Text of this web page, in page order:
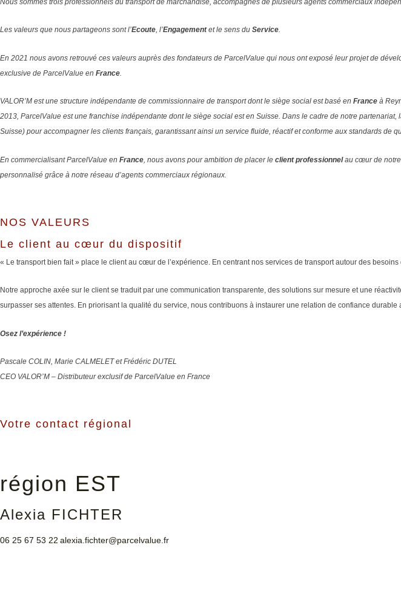
Les valeurs que nous partageons sont l’Ecoute, l’Engagementet le sens du Service.
En 2021 nous avons retrouvé ces valeurs auprès des fondateurs de ParcelValue qui nous ont exposé leur projet de
exclusive de ParcelValue en France.
VALOR’M est une structure indépendante de commissionnaire de transport dont le siège social est basé en France à
2013, ParcelValue est une franchise indépendante dont le siège social est en Suisse. Dans le cadre de notre partenariat,
Suisse) pour accompagner les clients français, garantissant ainsi un service fluide, réactif et conforme aux standards de
En commercialisant ParcelValue en France, nous avons pour ambition de placer le client professionnelau cœur de notre
personnalisé grâce à notre réseau d’agents commerciaux régionaux.
NOS VALEURS
Le client au cœur du dispositif
« Le transport bien fait » place le client au cœur de l’expérience. En centrant nos services de transport autour des
Notre approche axée sur le client se traduit par une communication transparente, des solutions sur mesure et une
surpasser ses attentes. En priorisant la qualité du service, nous contribuons à instaurer une relation de confiance durable
Osez l’expérience !
Pascale COLIN, Marie CALMELET et Frédéric DUTEL
CEO VALOR’M – Distributeur exclusif de ParcelValue en France
Votre contact régional
région EST
Alexia FICHTER
06 25 67 53 22 alexia.fichter@parcelvalue.fr